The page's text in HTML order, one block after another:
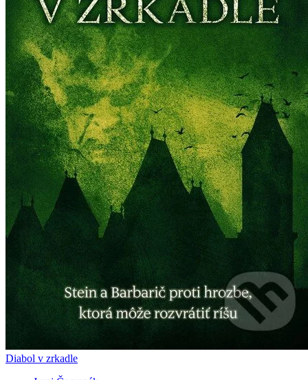
Diabol v zrkadle